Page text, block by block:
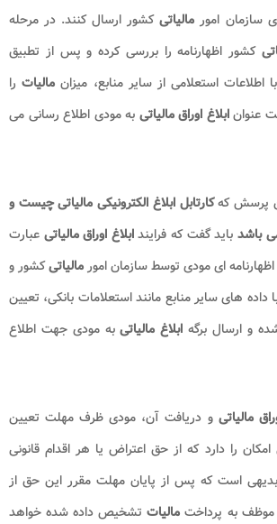
سازمان امور مالیاتیکشور ارسال کنند. در مرحله
کشور اظهارنامه را بررسی کرده و پس از تطبیق
اطلاعات استعلامی از سایر منابع، میزان مالیاترا
عنوانابلاغ اوراق مالیاتی به مودی اطلاع رسانی می
پرسش کهکارتابل ابلاغ الکترونیکی مالیاتی چیست و
باشد باید گفت که فرایندابلاغ اوراق مالیاتی عبارت
ای مودی توسط سازمان امورمالیاتیکشور و
داده های سایر منابع مانند استعلامات بانکی، تعیین
و ارسال برگه ابلاغ مالیاتیبه مودی جهت اطلاع
مالیاتی و دریافت آن، مودی ظرف مهلت تعیین
امکان را دارد که از حق اعتراض یا هر اقدام قانونی
بدیهی است که پس از پایان مهلت مقرر این حق از
به پرداخت مالیاتتشخیص داده شده خواهد